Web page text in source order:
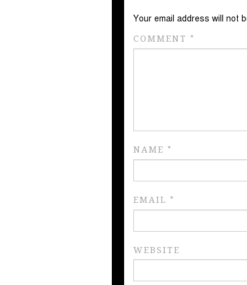
Your email address will not
COMMENT *
NAME *
EMAIL *
WEBSITE